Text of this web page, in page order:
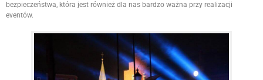
bezpieczeństwa, która jest również dla nas bardzo ważna przy realizacji
eventów.